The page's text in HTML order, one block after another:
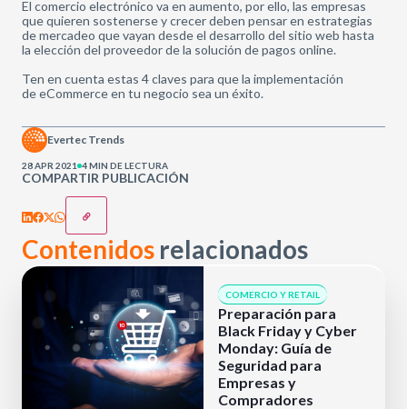
El comercio electrónico va en aumento, por ello, las empresas
que quieren sostenerse y crecer deben pensar en estrategias
de mercadeo que vayan desde el desarrollo del sitio web hasta
la elección del proveedor de la solución de pagos online.
Ten en cuenta estas 4 claves para que la implementación
de eCommerce en tu negocio sea un éxito.
COMPARTIR PUBLICACIÓN
Evertec Trends
28 APR 2021 4 MIN DE LECTURA
Contenidos relacionados
COMERCIO Y RETAIL
Preparación para
Black Friday y Cyber
Monday: Guía de
Seguridad para
Empresas y
Compradores